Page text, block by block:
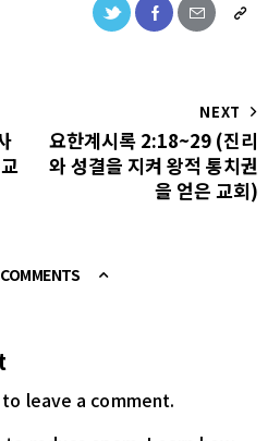
NEXT
요한계시록 2:18~29 (진리
와 성결을 지켜 왕적 통치권
을 얻은 교회)
to leave a comment.